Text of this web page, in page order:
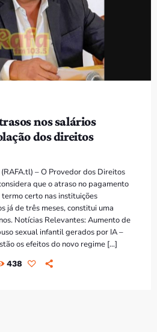
AM
AM
nos salários
dos direitos
– O Provedor dos Direitos
que o atraso no pagamento
certo nas instituições
já de três meses, constitui uma
Notícias Relevantes: Aumento de
sexual infantil gerados por IA –
os efeitos do novo regime […]
438